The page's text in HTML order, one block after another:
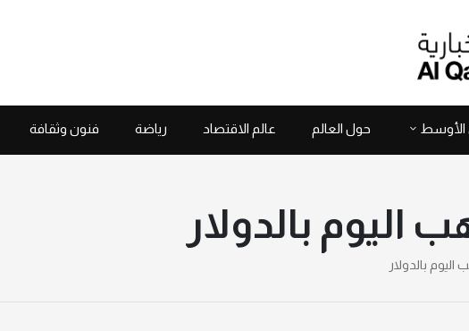
الأوسط حول العالم عالم الاقتصاد رياضة فنون وثقافة
اليوم بالدولار
بالدولار